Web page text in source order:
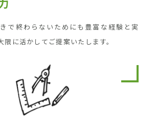
で終わらないためにも豊富な経験と実
限に活かしてご提案いたします。